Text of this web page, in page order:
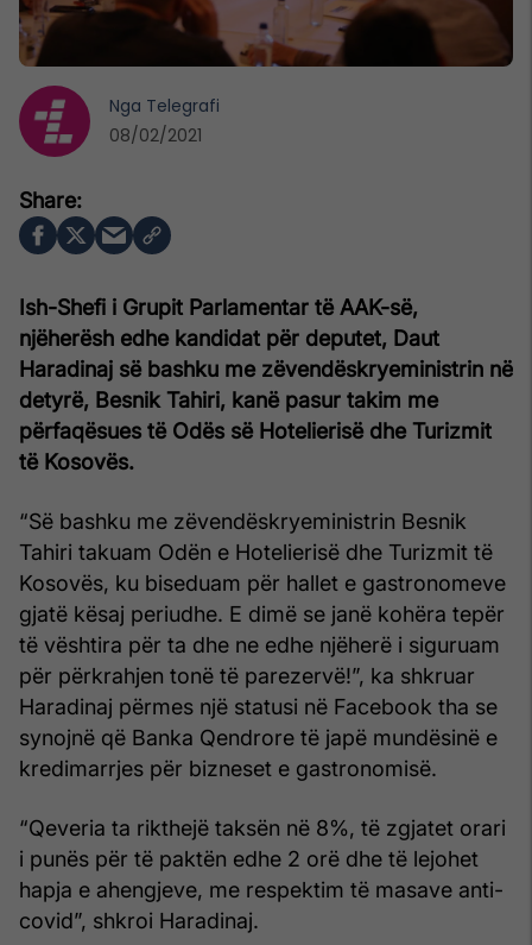
Ish-Shefi i Grupit Parlamentar të AAK-së,
njëherësh edhe kandidat për deputet, Daut
Haradinaj së bashku me zëvendëskryeministrin në
detyrë, Besnik Tahiri, kanë pasur takim me
përfaqësues të Odës së Hotelierisë dhe Turizmit
të Kosovës.
“Së bashku me zëvendëskryeministrin Besnik
Tahiri takuam Odën e Hotelierisë dhe Turizmit të
Kosovës, ku biseduam për hallet e gastronomeve
gjatë kësaj periudhe. E dimë se janë kohëra tepër
të vështira për ta dhe ne edhe njëherë i siguruam
për përkrahjen tonë të parezervë!”, ka shkruar
Haradinaj përmes një statusi në Facebook tha se
synojnë që Banka Qendrore të japë mundësinë e
kredimarrjes për bizneset e gastronomisë.
“Qeveria ta rikthejë taksën në 8%, të zgjatet orari
i punës për të paktën edhe 2 orë dhe të lejohet
hapja e ahengjeve, me respektim të masave anti-
covid”, shkroi Haradinaj.
Nga Telegrafi
08/02/2021